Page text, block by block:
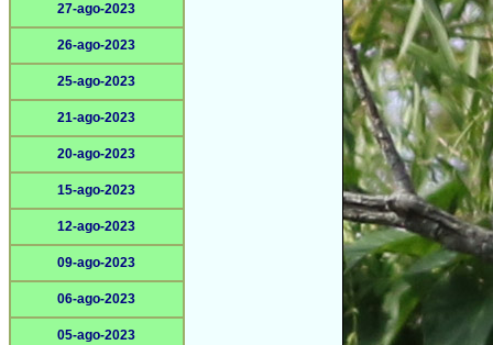
27-ago-2023
26-ago-2023
25-ago-2023
21-ago-2023
20-ago-2023
15-ago-2023
12-ago-2023
09-ago-2023
06-ago-2023
05-ago-2023